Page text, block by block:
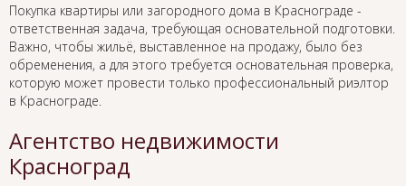
Покупка квартиры или загородного дома в Краснограде -
ответственная задача, требующая основательной подготовки.
Важно, чтобы жильё, выставленное на продажу, было без
обременения, а для этого требуется основательная проверка,
которую может провести только профессиональный риэлтор
в Краснограде.
Агентство недвижимости
Красноград